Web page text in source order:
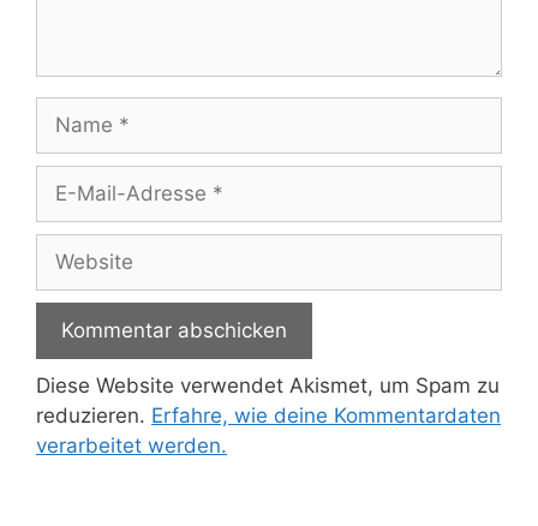
Name
Adresse
Website
Diese Website verwendet Akismet, um Spam zu
reduzieren. Erfahre, wie deine Kommentardaten
verarbeitet werden.